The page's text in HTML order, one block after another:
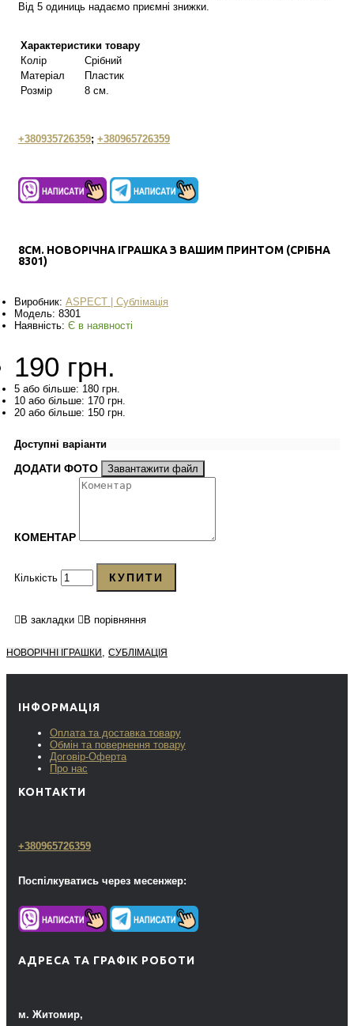
Від 5 одиниць надаємо приємні знижки.
Характеристики товару
Колір
Срібний
Матеріал
Пластик
Розмір
8 см.
+380935726359; +380965726359
8СМ. НОВОРІЧНА ІГРАШКА З ВАШИМ ПРИНТОМ (СРІБНА
8301)
Виробник: ASPECT | Сублімація
Модель: 8301
Наявність: Є в наявності
190 грн.
5 або більше: 180 грн.
10 або більше: 170 грн.
20 або більше: 150 грн.
Доступні варіанти
ДОДАТИ ФОТО Завантажити файл
КОМЕНТАР
Кількість КУПИТИ
В закладки В порівняння
НОВОРІЧНІ ІГРАШКИ , СУБЛІМАЦІЯ
ІНФОРМАЦІЯ
Оплата та доставка товару
Обмін та повернення товару
Договір-Оферта
Про нас
КОНТАКТИ
+380965726359
Поспілкуватись через месенжер:
АДРЕСА ТА ГРАФІК РОБОТИ
м. Житомир,